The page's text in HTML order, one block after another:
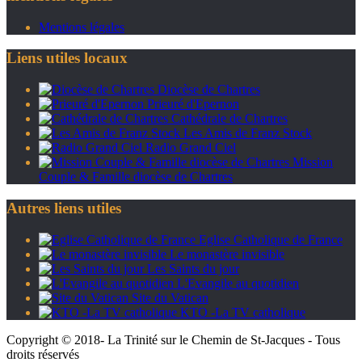
Mentions légales
Liens utiles locaux
Diocèse de Chartres
Prieuré d'Epernon
Cathédrale de Chartres
Les Amis de Franz Stock
Radio Grand Ciel
Mission
Couple & Famille diocèse de Chartres
Autres liens utiles
Eglise Catholique de France
Le monastère invisible
Les Saints du jour
L'Evangile au quotidien
Site du Vatican
KTO -La TV catholique
Copyright © 2018- La Trinité sur le Chemin de St-Jacques - Tous
droits réservés